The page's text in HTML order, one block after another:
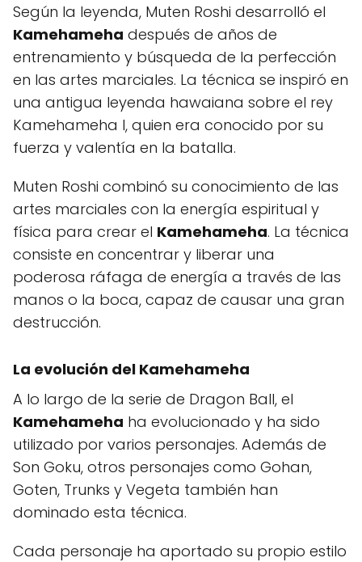
Según la leyenda, Muten Roshi desarrolló el
Kamehameha después de años de
entrenamiento y búsqueda de la perfección
en las artes marciales. La técnica se inspiró en
una antigua leyenda hawaiana sobre el rey
Kamehameha I, quien era conocido por su
fuerza y valentía en la batalla.
Muten Roshi combinó su conocimiento de las
artes marciales con la energía espiritual y
física para crear el Kamehameha. La técnica
consiste en concentrar y liberar una
poderosa ráfaga de energía a través de las
manos o la boca, capaz de causar una gran
destrucción.
La evolución del Kamehameha
A lo largo de la serie de Dragon Ball, el
Kamehameha ha evolucionado y ha sido
utilizado por varios personajes. Además de
Son Goku, otros personajes como Gohan,
Goten, Trunks y Vegeta también han
dominado esta técnica.
Cada personaje ha aportado su propio estilo